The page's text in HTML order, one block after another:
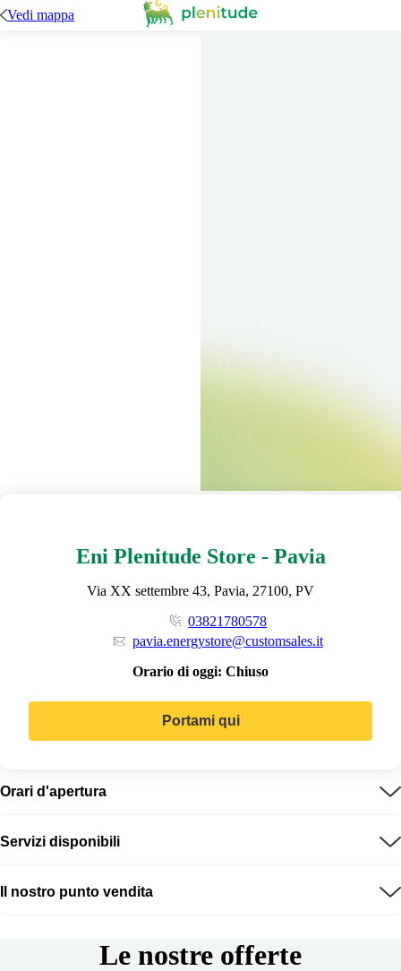
Vedi mappa
Eni Plenitude Store - Pavia
Via XX settembre 43, Pavia, 27100, PV
03821780578
pavia.energystore@customsales.it
Orario di oggi: Chiuso
Portami qui
Orari d'apertura
Servizi disponibili
Il nostro punto vendita
Le nostre offerte